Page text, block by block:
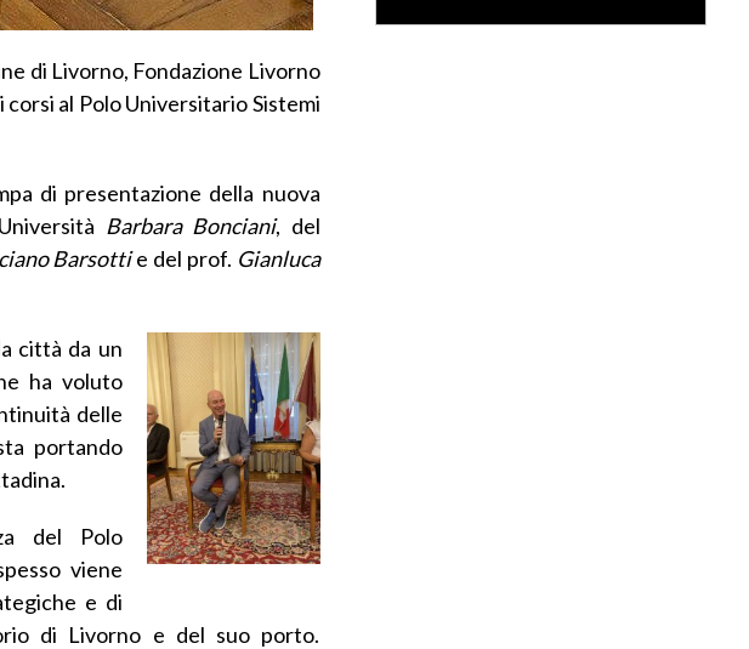
di Livorno, Fondazione Livorno
al Polo Universitario Sistemi
di presentazione della nuova
Barbara Bonciani, del
Barsottie del prof. Gianluca
città da un
ha voluto
delle
portando
del Polo
viene
e di
di Livorno e del suo porto.